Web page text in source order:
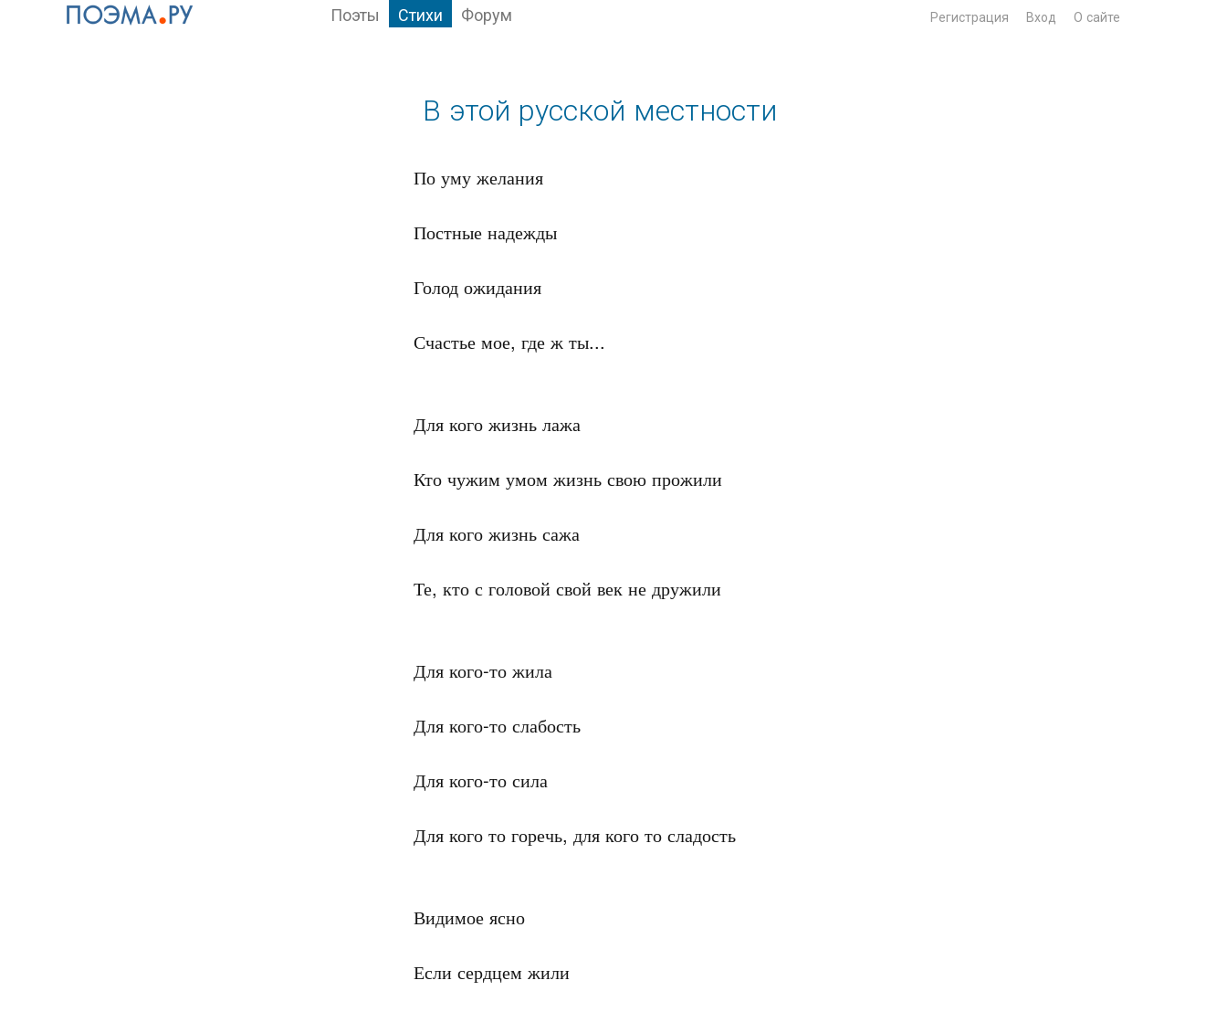
Поэты Стихи Форум Регистрация Вход О сайте
В этой русской местности
По уму желания
Постные надежды
Голод ожидания
Счастье мое, где ж ты...
Для кого жизнь лажа
Кто чужим умом жизнь свою прожили
Для кого жизнь сажа
Те, кто с головой свой век не дружили
Для кого-то жила
Для кого-то слабость
Для кого-то сила
Для кого то горечь, для кого то сладость
Видимое ясно
Если сердцем жили